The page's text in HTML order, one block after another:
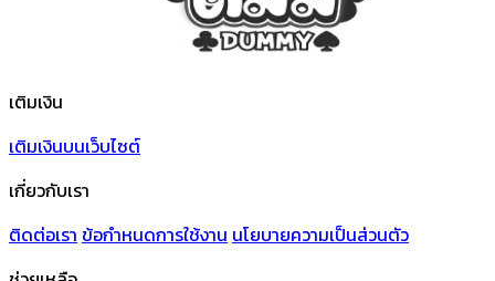
เติมเงิน
เติมเงินบนเว็บไซต์
เกี่ยวกับเรา
ติดต่อเรา ข้อกําหนดการใช้งาน นโยบายความเป็นส่วนตัว